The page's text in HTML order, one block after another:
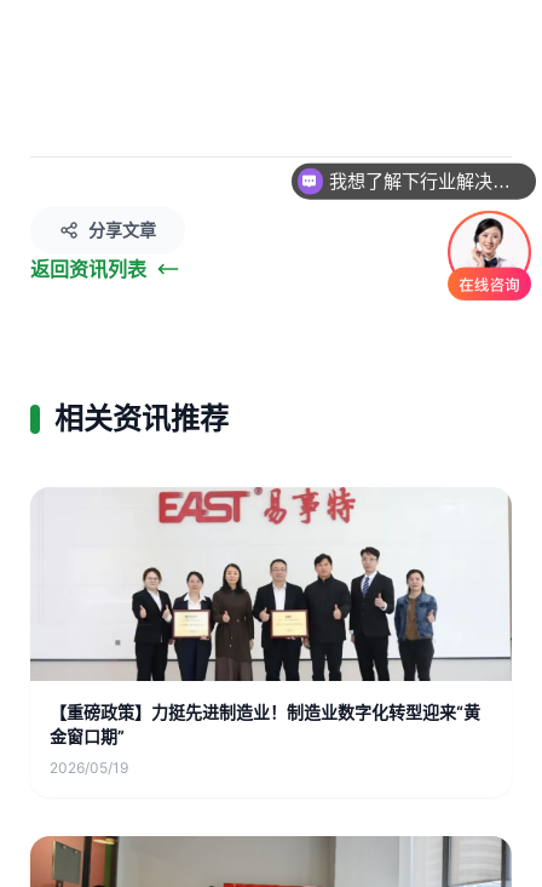
分享文章
返回资讯列表
相关资讯推荐
【重磅政策】力挺先进制造业！制造业数字化转型迎来“黄
金窗口期”
2026/05/19
您公司做过哪些案例呢